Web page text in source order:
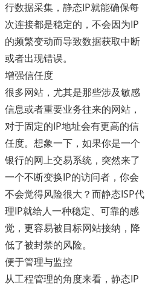
行数据采集，静态IP就能确保每
次连接都是稳定的，不会因为IP
的频繁变动而导致数据获取中断
或者出现错误。
增强信任度
很多网站，尤其是那些涉及敏感
信息或者重要业务往来的网站，
对于固定的IP地址会有更高的信
任度。想象一下，如果你是一个
银行的网上交易系统，突然来了
一个不断变换IP的访问者，你会
不会觉得风险很大？而静态ISP代
理IP就给人一种稳定、可靠的感
觉，更容易被目标网站接纳，降
低了被封禁的风险。
便于管理与监控
从工程管理的角度来看，静态IP